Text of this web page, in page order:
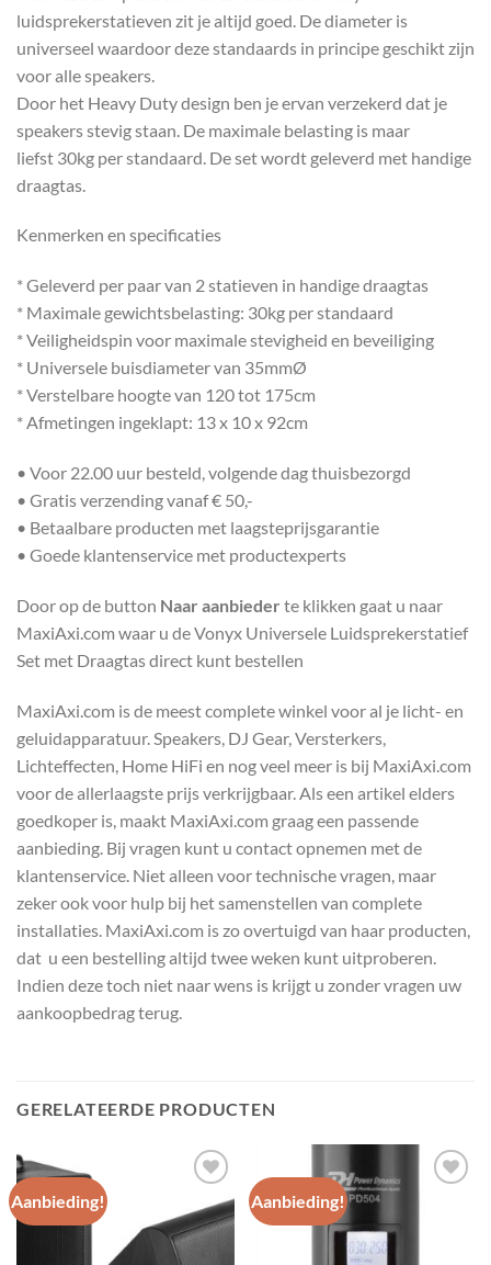
luidsprekerstatieven zit je altijd goed. De diameter is
universeel waardoor deze standaards in principe geschikt zijn
voor alle speakers.
Door het Heavy Duty design ben je ervan verzekerd dat je
speakers stevig staan. De maximale belasting is maar
liefst 30kg per standaard. De set wordt geleverd met handige
draagtas.
Kenmerken en specificaties
* Geleverd per paar van 2 statieven in handige draagtas
* Maximale gewichtsbelasting: 30kg per standaard
* Veiligheidspin voor maximale stevigheid en beveiliging
* Universele buisdiameter van 35mmØ
* Verstelbare hoogte van 120 tot 175cm
* Afmetingen ingeklapt: 13 x 10 x 92cm
• Voor 22.00 uur besteld, volgende dag thuisbezorgd
• Gratis verzending vanaf € 50,-
• Betaalbare producten met laagsteprijsgarantie
• Goede klantenservice met productexperts
Door op de button Naar aanbieder te klikken gaat u naar
MaxiAxi.com waar u de Vonyx Universele Luidsprekerstatief
Set met Draagtas direct kunt bestellen
MaxiAxi.com is de meest complete winkel voor al je licht- en
geluidapparatuur. Speakers, DJ Gear, Versterkers,
Lichteffecten, Home HiFi en nog veel meer is bij MaxiAxi.com
voor de allerlaagste prijs verkrijgbaar. Als een artikel elders
goedkoper is, maakt MaxiAxi.com graag een passende
aanbieding. Bij vragen kunt u contact opnemen met de
klantenservice. Niet alleen voor technische vragen, maar
zeker ook voor hulp bij het samenstellen van complete
installaties. MaxiAxi.com is zo overtuigd van haar producten,
dat u een bestelling altijd twee weken kunt uitproberen.
Indien deze toch niet naar wens is krijgt u zonder vragen uw
aankoopbedrag terug.
GERELATEERDE PRODUCTEN
Aanbieding!
Toevoegen
aan
Aanbieding!